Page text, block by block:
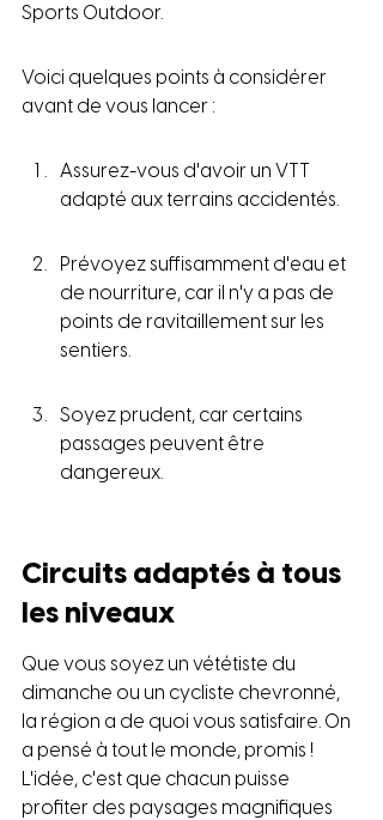
Sports Outdoor.
Voici quelques points à considérer
avant de vous lancer :
Assurez-vous d'avoir un VTT
adapté aux terrains accidentés.
Prévoyez suffisamment d'eau et
de nourriture, car il n'y a pas de
points de ravitaillement sur les
sentiers.
Soyez prudent, car certains
passages peuvent être
dangereux.
Circuits adaptés à tous
les niveaux
Que vous soyez un vététiste du
dimanche ou un cycliste chevronné,
la région a de quoi vous satisfaire. On
a pensé à tout le monde, promis !
L'idée, c'est que chacun puisse
profiter des paysages magnifiques